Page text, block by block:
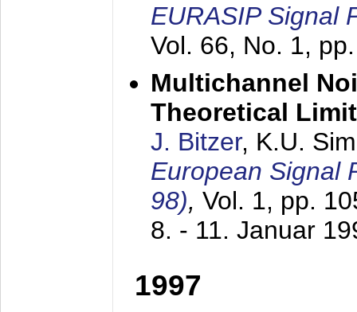
EURASIP Signal
Vol. 66, No. 1,
Multichannel
Theoretical
J. Bitzer, K.U.
European Signal
98), Vol. 1, pp.
8. - 11. Januar
1997